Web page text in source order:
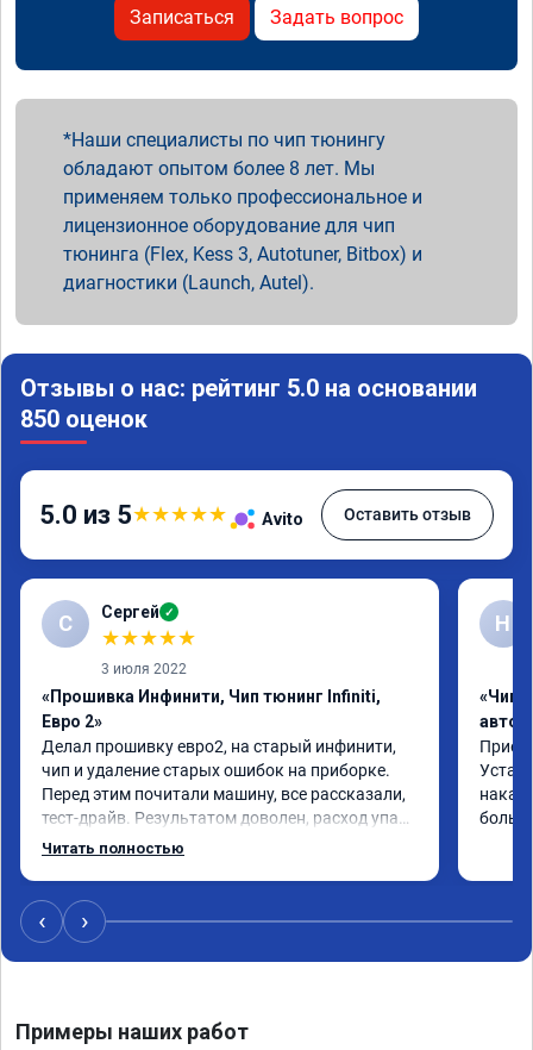
Записаться Задать вопрос
Наши специалисты по чип тюнингу
обладают опытом более 8 лет. Мы
применяем только профессиональное и
лицензионное оборудование для чип
тюнинга (Flex, Kess 3, Autotuner, Bitbox) и
диагностики (Launch, Autel).
Отзывы о нас: рейтинг 5.0 на основании
850 оценок
5.0 из 5★★★★★ Avito Оставить отзыв
С Сергей ✓
★★★★★
3 июля 2022
«Прошивка Инфинити, Чип тюнинг Infiniti,
Евро 2»
Делал прошивку евро2, на старый инфинити,
чип и удаление старых ошибок на приборке.
Перед этим почитали машину, все рассказали,
тест-драйв. Результатом доволен, расход упал,
машина стала еще чуть бодрее)
Читать полностью
Н
«Чип
накат
‹ ›
Примеры наших работ